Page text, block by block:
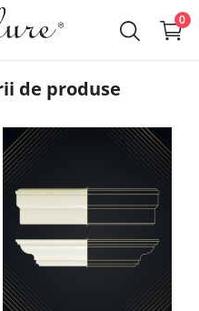
0
de produse